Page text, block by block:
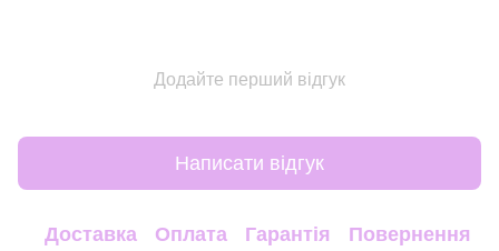
Додайте перший відгук
Написати відгук
Доставка Оплата Гарантія Повернення